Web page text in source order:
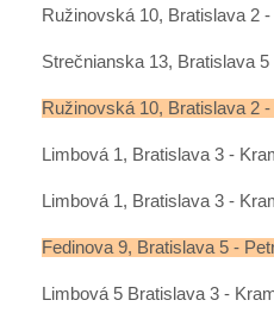
Ružinovská 10, Bratislava 2
Strečnianska 13, Bratislava
Ružinovská 10, Bratislava 2
Limbová 1, Bratislava 3 -
Limbová 1, Bratislava 3 -
Fedinova 9, Bratislava 5 -
Limbová 5 Bratislava 3 -